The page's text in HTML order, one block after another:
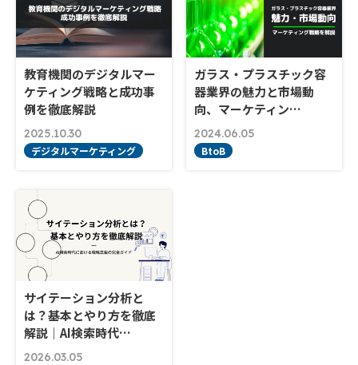
教育機関のデジタルマー
ケティング戦略と成功事
例を徹底解説
2025.10.30
デジタルマーケティング
ガラス・プラスチック容
器業界の魅力と市場動
向、マーケティン…
2024.06.05
BtoB
サイテーション分析と
は？基本とやり方を徹底
解説｜AI検索時代…
2026.03.05